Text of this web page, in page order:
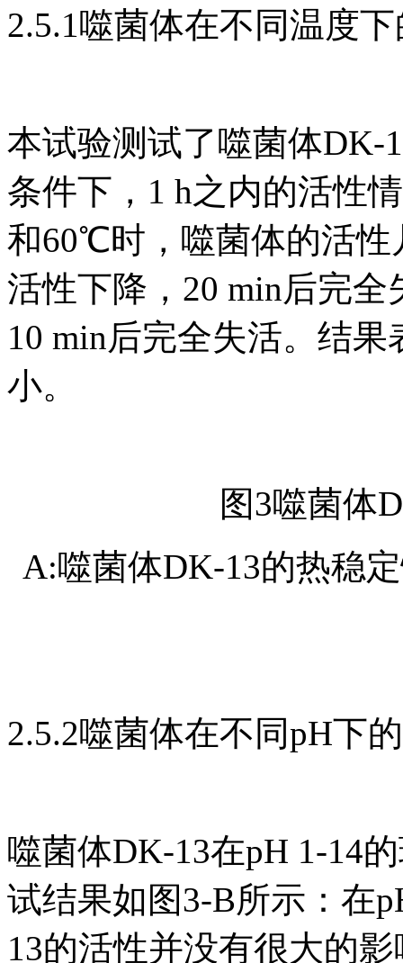
2.5.1噬菌体在不同温度
本试验测试了噬菌体
条件下，1 h之内的活性
和60℃时，噬菌体的活
活性下降，20 min后完
10 min后完全失活。结
小。
图3噬菌体
A:噬菌体DK-13的热稳
2.5.2噬菌体在不同pH下
噬菌体DK-13在pH 1-14
试结果如图3-B所示：在
13的活性并没有很大的